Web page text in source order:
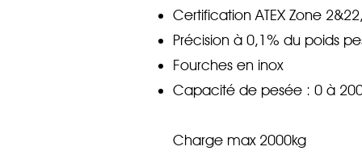
Certification ATEX Zone
Précision à 0,1% du poids
Fourches en inox
Capacité de pesée : 0 à
Charge max 2000kg